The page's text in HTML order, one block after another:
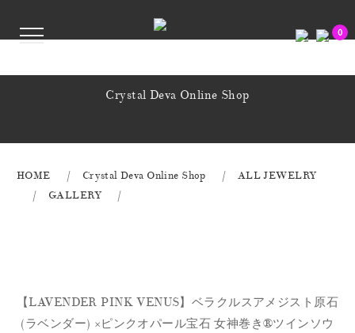
0
Crystal Deva Online Shop
HOME Crystal Deva Online Shop
ALL JEWELRY
GALLERY
【LAVENDER PINK VENUS】ベラクルスアメジスト原石
(ラベンダー) ×ピンクオパール宝石 女神巻き® ツインソウ